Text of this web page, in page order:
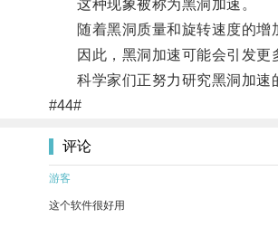
这种现象被称为黑洞加速。
随着黑洞质量和旋转速度的增加
因此，黑洞加速可能会引发更
科学家们正努力研究黑洞加速的
#44#
评论
游客
这个软件很好用